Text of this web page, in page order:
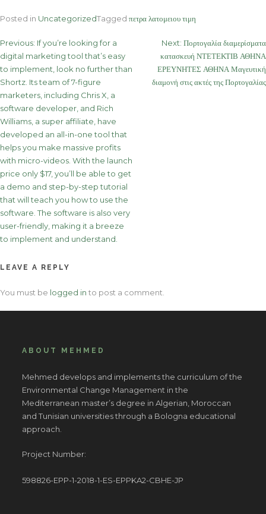
Posted in UncategorizedTagged πετρα λατομειου τιμη
Post
navigation
Previous: If you’re looking for a
digital marketing tool that’s easy
to implement, look no further than
Shortz. Its team of 7-figure
marketers, including Chris X, a
software developer, and Rich
Williams, a super affiliate, have
developed an all-in-one tool that
helps you make massive profits
with micro-videos. With the launch
price only $17, you’ll be able to get
a demo and step-by-step tutorial
that will teach you how to use the
software. The software is also very
user-friendly, making it a breeze
to implement and understand.
Next: Πορτογαλία διαμερίσματα
κατασκευή ΝΤΕΤΕΚΤΙΒ ΑΘΗΝΑ
ΕΡΕΥΝΗΤΕΣ ΑΘΗΝΑ Μαγευτική
διαμονή στις ακτές της Πορτογαλίας
LEAVE A REPLY
You must be logged in to post a comment.
ABOUT MEHMED
Mehmed develops and implements the curriculum of the
Environmental Change Management in the
Mediterranean master’s degree in Algerian, Moroccan
and Tunisian universities through a Bologna educational
approach.
Project Number:
598826-EPP-1-2018-1-ES-EPPKA2-CBHE-JP